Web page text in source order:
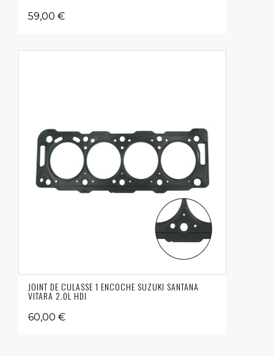
59,00 €
JOINT DE CULASSE 1 ENCOCHE SUZUKI SANTANA
VITARA 2.0L HDI
60,00 €